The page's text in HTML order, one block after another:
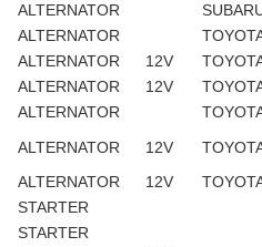
ALTERNATOR
ALTERNATOR
ALTERNATOR
12V
ALTERNATOR
12V
ALTERNATOR
ALTERNATOR
12V
ALTERNATOR
12V
STARTER
STARTER